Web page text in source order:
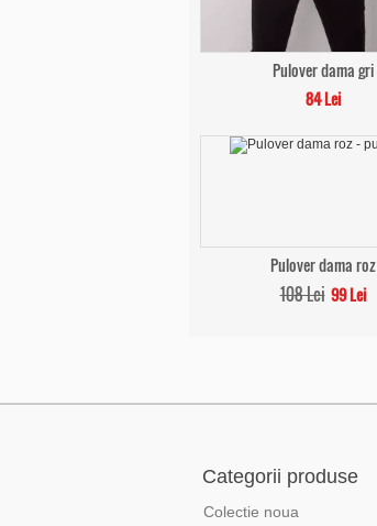
Pulover dama gri
84 Lei
Pulover dama roz
108 Lei 99 Lei
Categorii produse
Colectie noua